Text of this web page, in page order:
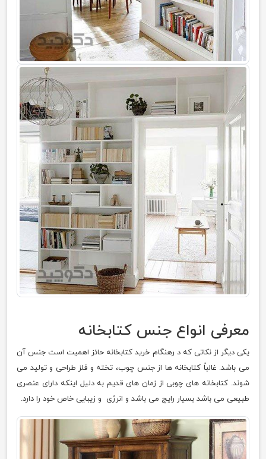
معرفی انواع جنس کتابخانه
یکی دیگر از نکاتی که د رهنگام خرید کتابخانه حائز اهمیت است جنس آن
می باشد. غالباً کتابخانه ها از جنس چوب، تخته و فلز طراحی و تولید می
شوند. کتابخانه های چوبی از زمان های قدیم به دلیل اینکه دارای عنصری
طبیعی می باشد بسیار رایج می باشد و انرژی و زیبایی خاص خود را دارد.